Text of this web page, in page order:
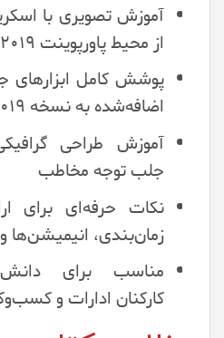
آموزش تصویری با
از محیط پاورپوینت ۲۰۱۹
پوشش کامل ابزارهای
اضافه‌شده به نسخه ۲۰۱۹
آموزش طراحی
جلب توجه مخاطب
نکات حرفه‌ای برای
زمان‌بندی، انیمیشن‌ها
مناسب برای
کارکنان ادارات و